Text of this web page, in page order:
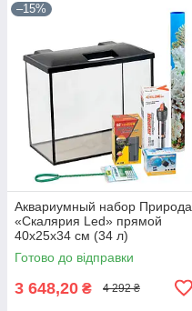
–15%
Аквариумный набор Природа
«Скалярия Led» прямой
40х25х34 см (34 л)
Готово до відправки
3 648,20 ₴ 4 292 ₴